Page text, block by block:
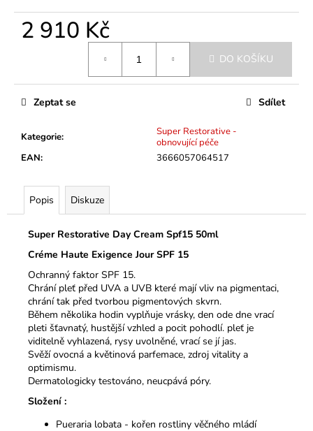
2 910 Kč
DO KOŠÍKU
Kategorie:
Super Restorative -
obnovující péče
EAN: 3666057064517
Zeptat se Sdílet
Popis Diskuze
Super Restorative Day Cream Spf15 50ml
Créme Haute Exigence Jour SPF 15
Ochranný faktor SPF 15.
Chrání pleť před UVA a UVB které mají vliv na pigmentaci,
chrání tak před tvorbou pigmentových skvrn.
Během několika hodin vyplňuje vrásky, den ode dne vrací
pleti šťavnatý, hustější vzhled a pocit pohodlí. pleť je
viditelně vyhlazená, rysy uvolněné, vrací se jí jas.
Svěží ovocná a květinová parfemace, zdroj vitality a
optimismu.
Dermatologicky testováno, neucpává póry.
Složení :
Pueraria lobata - kořen rostliny věčného mládí
u